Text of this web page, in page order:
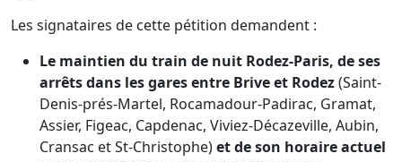
Les signataires de cette pétition demandent :
Le maintien du train de nuit Rodez-Paris, de ses
arrêts dans les gares entre Brive et Rodez(Saint-
Denis-prés-Martel, Rocamadour-Padirac, Gramat,
Assier, Figeac, Capdenac, Viviez-Décazeville, Aubin,
Cransac et St-Christophe)et de son horaire actuel